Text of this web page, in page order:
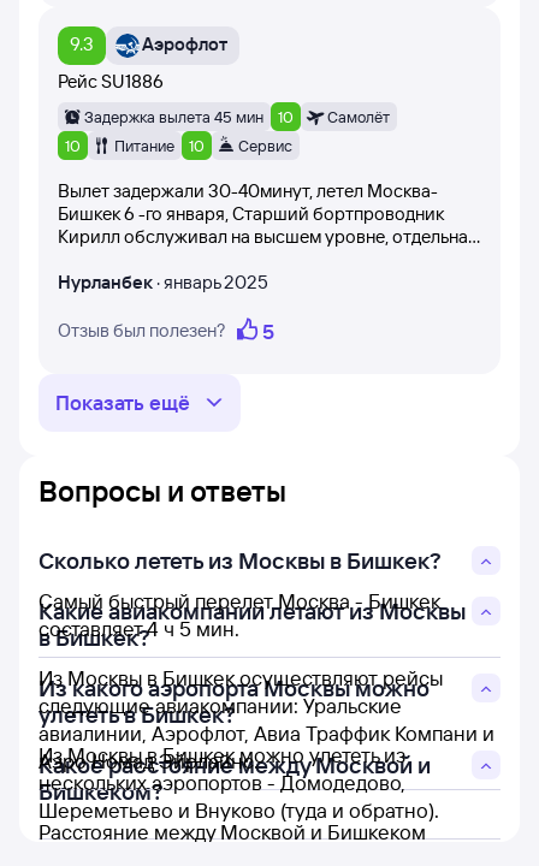
Туту. Отзывы часто помогают определиться с выбором
авиакомпании, сформировать правильные ожидания
и не разочароваться.
Бишкеке. У меня вопрос- почему авиакомпания не
кормит своих же пассажиров? С с чем это
связано? Почему все время задерживается рейс?
9.3
Аэрофлот
РейсSU1886
Задержка вылета 45 мин 10
Самолёт
10
Питание 10 Сервис
Вылет задержали 30-40минут, летел Москва-
Бишкек 6 -го января, Старший бортпроводник
Кирилл обслуживал на высшем уровне, отдельная
Нурланбек ·январь 2025
Отзыв был полезен? 5
Показать ещё
Вопросы и ответы
Сколько лететь из Москвы в Бишкек?
Самый быстрый перелет Москва - Бишкек
составляет 4 ч 5 мин.
Какие авиакомпании летают из Москвы
в Бишкек?
Из Москвы в Бишкек осуществляют рейсы
следующие авиакомпании: Уральские
авиалинии, Аэрофлот, Авиа Траффик Компани и
Аэро Номад Эйрлайнс.
Из какого аэропорта Москвы можно
улететь в Бишкек?
Из Москвы в Бишкек можно улететь из
нескольких аэропортов - Домодедово,
Шереметьево и Внуково (туда и обратно).
Какое расстояние между Москвой и
Бишкеком?
Расстояние между Москвой и Бишкеком